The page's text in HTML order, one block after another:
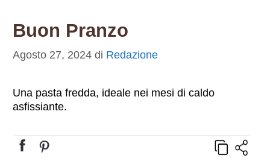
Buon Pranzo
Agosto 27, 2024 di Redazione
Una pasta fredda, ideale nei mesi di caldo
asfissiante.